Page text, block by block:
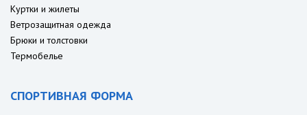
Куртки и жилеты
Ветрозащитная одежда
Брюки и толстовки
Термобелье
СПОРТИВНАЯ ФОРМА